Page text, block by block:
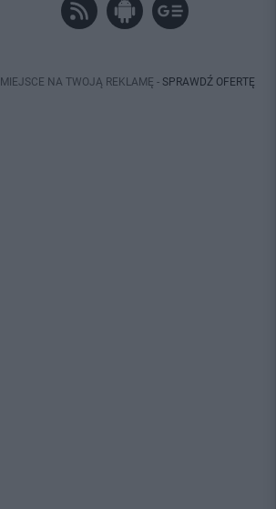
MIEJSCE NA TWOJĄ REKLAMĘ - SPRAWDŹ OFERTĘ